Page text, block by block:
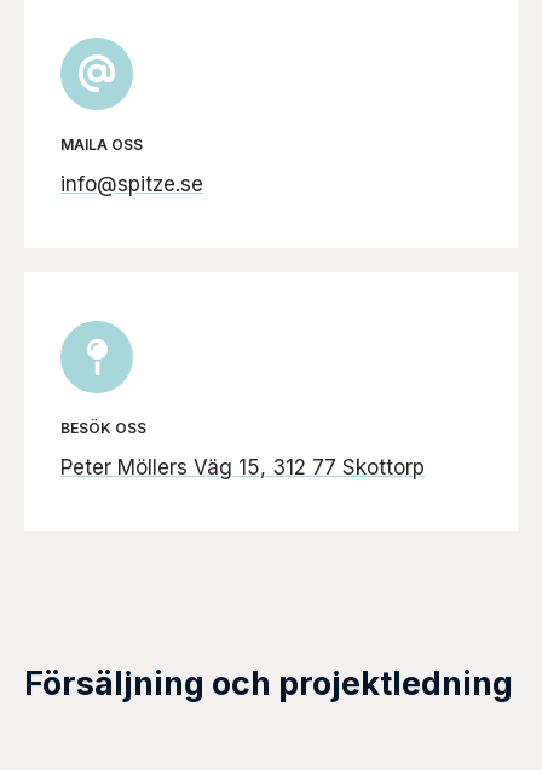
MAILA OSS
info@spitze.se
BESÖK OSS
Peter Möllers Väg 15, 312 77 Skottorp
Försäljning och projektledning